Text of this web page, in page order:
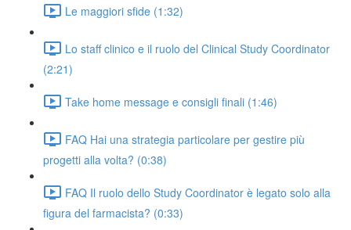
Le maggiori sfide (1:32)
Lo staff clinico e il ruolo del Clinical Study Coordinator
(2:21)
Take home message e consigli finali (1:46)
FAQ Hai una strategia particolare per gestire più
progetti alla volta? (0:38)
FAQ Il ruolo dello Study Coordinator è legato solo alla
figura del farmacista? (0:33)